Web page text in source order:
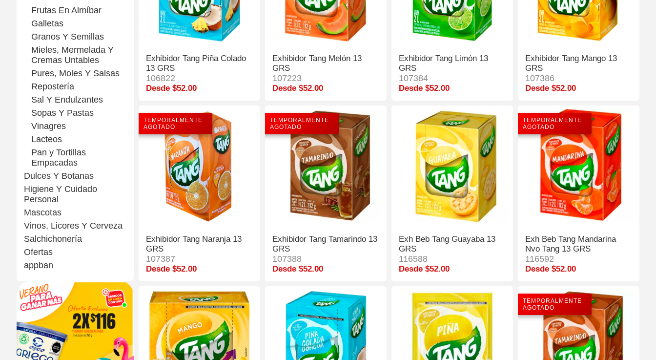
Frutas En Almíbar
Galletas
Granos Y Semillas
Mieles, Mermelada Y
Cremas Untables
Pures, Moles Y Salsas
Repostería
Sal Y Endulzantes
Sopas Y Pastas
Vinagres
Lacteos
Pan y Tortillas
Empacadas
Dulces Y Botanas
Higiene Y Cuidado
Personal
Mascotas
Vinos, Licores Y Cerveza
Salchichonería
Ofertas
appban
Exhibidor Tang Piña Colado
13 GRS
106822
Desde $52.00
Exhibidor Tang Melón 13
GRS
107223
Desde $52.00
Exhibidor Tang Limón 13
GRS
107384
Desde $52.00
Exhibidor Tang Mango 13
GRS
107386
Desde $52.00
TEMPORALMENTE
AGOTADO
Exhibidor Tang Naranja 13
GRS
107387
Desde $52.00
TEMPORALMENTE
AGOTADO
Exhibidor Tang Tamarindo 13
GRS
107388
Desde $52.00
Exh Beb Tang Guayaba 13
GRS
116588
Desde $52.00
TEMPORALMENTE
AGOTADO
Exh Beb Tang Mandarina
Nvo Tang 13 GRS
116592
Desde $52.00
TEMPORALMENTE
AGOTADO